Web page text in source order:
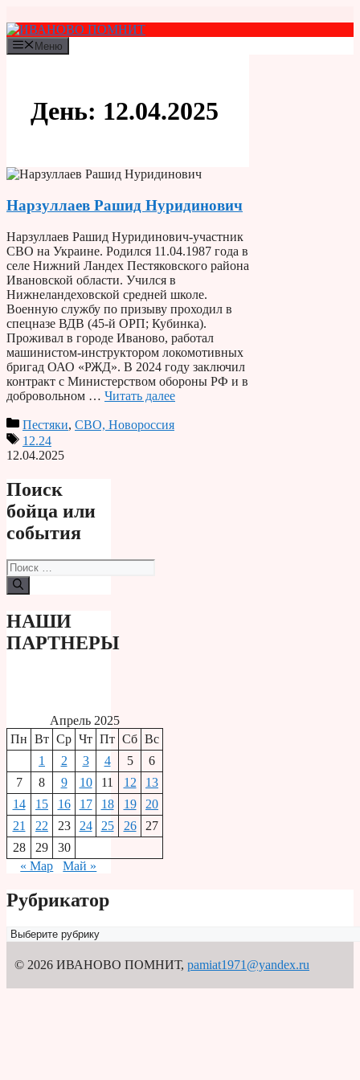
к
содержимому
Меню
День: 12.04.2025
Нарзуллаев Рашид Нуридинович
Нарзуллаев Рашид Нуридинович-участник
СВО на Украине. Родился 11.04.1987 года в
селе Нижний Ландех Пестяковского района
Ивановской области. Учился в
Нижнеландеховской средней школе.
Военную службу по призыву проходил в
спецназе ВДВ (45-й ОРП; Кубинка).
Проживал в городе Иваново, работал
машинистом-инструктором локомотивных
бригад ОАО «РЖД». В 2024 году заключил
контракт с Министерством обороны РФ и в
добровольном … Читать далее
Пестяки, СВО, Новороссия
12.24
12.04.2025
Поиск
бойца или
события
Поиск:
НАШИ
ПАРТНЕРЫ
Апрель 2025
Пн Вт Ср Чт Пт Сб Вс
1
2 3 4 5
6
7
8 9 10 11 12
13
14
15 16 17 18 19
20
21
22 23 24 25 26
27
28
29
30
« Мар
Май »
Рубрикатор
Рубрикатор
© 2026 ИВАНОВО ПОМНИТ, pamiat1971@yandex.ru